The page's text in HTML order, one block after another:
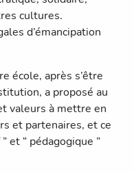
cultures.
d’émancipation
école, après s’être
a proposé au
valeurs à mettre en
et partenaires, et ce
et “ pédagogique ”